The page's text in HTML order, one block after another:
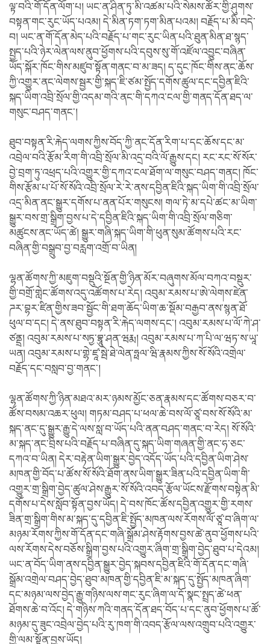
ལྟ་བའི་གོ་དོན་ལོག་པ། ཡང་ན་ཤིན་ཏུ་མི་འཚམ་པའི་སེམས་ཚོར་གྱི་ཤུགས་
བསྟན་གང་རུང་ཡོད་པའམ། དེ་མིན་ཏག་ཏག་མིན་པའམ། བརྗོད་པ་མི་བདེ་
བ། ཡང་ན་གོ་དོན་མེད་པའི་བརྗོད་པ་གང་རུང་ཡིན་པའི་ཐུན་མིན་ཐ་སྙད་
སྤྱད་པའི་ཉེར་ལེན་ལས་ནུབ་ཕྱོགས་པའི་དབུས་སུ་གོ་འཛོལ་འབྱུང་བཞིན་
ཡོད་སྐོར་ཁོང་གིས་མཛུབ་སྟོན་གནང་བ་མ་ཟད། ད་དུང་ཁོང་གིས་ནང་ཆོས་
ཀྱི་འགྱུར་ནང་ལེགས་སྦྱར་གྱི་སྐད་ཇི་ཙམ་སྤྱོད་དགོས་ཚུལ་དང་དབྱིན་ཇིའི་
སྐད་ཡིག་འབྲི་སྲོལ་གྱི་འདམ་གའི་ནང་གི་དཀའ་ངལ་གྱི་གནད་དོན་ཐད་ལ་
གསུང་བཤད་གནང་།
ཐུབ་བསྟན་རི་རྐེད་ལགས་ཀྱིས་བོད་ཀྱི་ནང་དོན་རིག་པ་དང་ཆོས་དང་མ་
འབྲེལ་བའི་རྩོམ་རིག་གི་འབྲི་སྲོལ་མི་འདྲ་བའི་ལོ་རྒྱུས་དང། རང་རང་སོ་སོར་
བྱེ་བྲག་ཏུ་འཕྲད་པའི་འགྱུར་གྱི་དཀའ་ངལ་ཐོག་ལ་གསུང་བཤད་གནང། ཁོང་
གིས་རྩོམ་པ་པོ་སོ་སོའི་འབྲི་སྲོལ་རེ་རེ་ནས་དབྱིན་ཇིའི་སྐད་ཡིག་གི་འབྲི་སྲོལ་
འདྲ་མིན་ནང་སྒྱུར་དགོས་པ་ནན་པོར་གསུངས། གལ་ཏེ་མ་དཔེ་ཚང་མ་ཡིག་
སྒྱུར་བས་གྲ་སྒྲིག་བྱས་པ་དེ་དབྱིན་ཇིའི་སྐད་ཡིག་གི་འབྲི་སྲོལ་གཅིག་
མཚུངས་ནང་ཡོད་ཚེ། སྒྱུར་གཞི་སྐད་ཡིག་གི་ཕུན་སུམ་ཚོགས་པའི་རང་
བཞིན་གྱི་བསྒྲུབ་བྱ་བརླག་འགྲོ་བ་ཡིན།
ལྷན་ཚོགས་ཀྱི་མཇུག་བསྡུའི་སྔོན་གྱི་ཉིན་མོར་བཞུགས་མོལ་བཀའ་བསྡུར་
གྱི་བགྲོ་གླེང་ཚོགས་འདུ་འཚོགས་པ་རེད། འབུམ་རམས་པ་ཨེ་ལེགས་ཛེན་
ཌར་བྷར་ཛིན་གྱིས་ཟབ་སྦྱོང་གི་ཐག་ཆོད་ཡིག་ཆ་སྡོམ་བརྒྱབ་ནས་སྙན་ཐོ་
ཕུལ་བ་དང། དེ་ནས་ཐུབ་བསྟན་རི་རྐེད་ལགས་དང་། འབུམ་རམས་པ་ལོ་ཀེ་ཤ་
ཙནྡྲ། འབུམ་རམས་པ་སཏྱ་བྷཱུ་ཤན་ཝརྨ། འབུམ་རམས་པ་ཀ་པི་ལ་ཝཏ་ས་ཡཱ་
ཡན། འབུམ་རམས་པ་གྷེ་ཛཱ་སྦེ་ཐེ་ལེན་ཧྥལ་ཝི་རྣམས་ཀྱིས་སོ་སོའི་འགྲེལ་
བརྗོད་དང་བསླབ་བྱ་གནང་།
ལྷན་ཚོགས་ཀྱི་ཉིན་མཐའ་མར་ཉམས་མྱོང་ཅན་རྣམས་དང་ཚོགས་བཅར་བ་
ཚོས་བསམ་འཆར་ཕུལ། གཏམ་བཤད་པ་ཕལ་ཆེ་བས་ལོ་ཙཱ་བས་སོ་སོའི་མ་
སྐད་ནང་དུ་སྒྱུར་རྒྱུ་དེ་ལས་སླ་བ་ཡོད་པའི་ནན་བཤད་གནང་བ་རེད། སོ་སོའི་
མ་སྐད་ནང་བྲིས་པའི་བརྗོད་པ་བཞིན་དུ་སྐད་ཡིག་གཞན་གྱི་ནང་ཧ་ཅང་
དཀའ་བ་ཡིན། དེར་བརྟེན་ཡིག་སྒྱུར་བྱེད་འདོད་ཡོད་པའི་དབྱིན་ཡིག་ཤེས་
མཁན་གྱི་བོད་པ་ཚོས་སོ་སོའི་ཐོག་ནས་ཡིག་སྒྱུར་ཟིན་པའི་དབྱིན་ཡིག་གི་
འགྱུར་གྲ་སྒྲིག་བྱེད་ཚུལ་ཤེས་རྒྱུར་སོ་སོའི་འབད་རྩོལ་ཡོངས་རྫོགས་བསྟེན་མི་
དགོས་པ་དེས་སློབ་སྟོན་བྱས་ཡོད། དེ་བས་ཁོང་ཚོས་དབྱིན་འགྱུར་གྱི་རགས་
ཟིན་གྲ་སྒྲིག་གིས་མ་སྐད་དུ་དབྱིན་ཇི་སྤྱོད་མཁན་ལས་རོགས་ལོ་ཙཱ་བ་ཞིག་ལ་
མཉམ་རོགས་ཀྱིས་གོ་དོན་དང་གཞི་སྒྲོམ་ཤེས་རྟོགས་བྱས་ཚེ་ནུབ་ཕྱོགས་པའི་
ལས་རོགས་དེས་བཅོས་སྒྲིག་བྱས་པའི་འགྱུར་ཞིག་གྲ་སྒྲིག་བྱེད་ཐུབ་པ་དེའམ།
ཡང་ན་བོད་ཡིག་ནས་དབྱིན་སྒྱུར་བྱེད་སྐབས་དབྱིན་ཇིའི་གོ་དོན་དང་གཞི་
སྒྲོམ་འགྲེལ་བཤད་བྱེད་ཐུབ་མཁན་གྱི་དབྱིན་ཇི་མ་སྐད་དུ་སྤྱོད་མཁན་ཞིག་
དང་མཉམ་ལས་བྱེད་རྒྱུ་གཉིས་ལས་གང་རུང་ཞིག་ལ་དོ་སྣང་སྤྲད་ཚེ་ཕན་
ཐོགས་ཆེ་བ་འོང། དེ་གཉིས་ཀའི་གནད་དོན་ཐད་བོད་པ་དང་ནུབ་ཕྱོགས་པ་ཚོ་
མཉམ་དུ་ཟུང་འབྲེལ་བྱེད་པའི་རུ་ཁག་གི་འབད་རྩོལ་ལས་འགྲུབ་པའི་འགྱུར་
གྱི་ལམ་སྟོན་བྱས་ཡོད།